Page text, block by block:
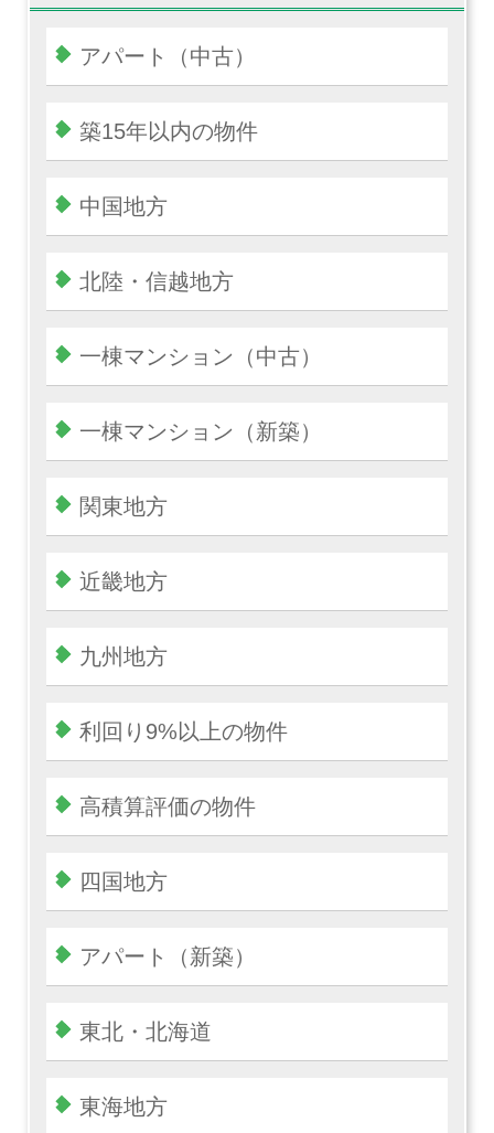
アパート（中古）
築15年以内の物件
中国地方
北陸・信越地方
一棟マンション（中古）
一棟マンション（新築）
関東地方
近畿地方
九州地方
利回り9%以上の物件
高積算評価の物件
四国地方
アパート（新築）
東北・北海道
東海地方